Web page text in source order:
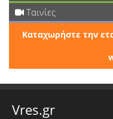
Ταινίες
Καταχωρήστε την
Vres.gr